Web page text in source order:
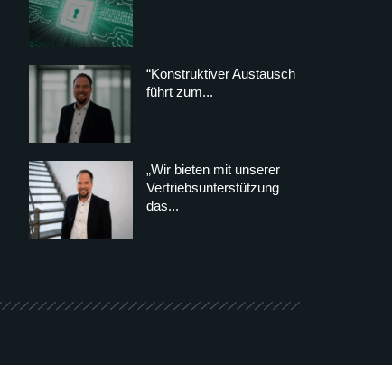
“Konstruktiver Austausch
führt zum...
„Wir bieten mit unserer
Vertriebsunterstützung
das...